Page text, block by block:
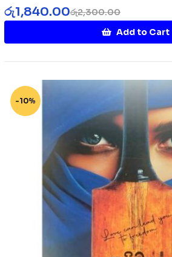
රු2,300.00
රු1,840.00
Add to Cart
-10%